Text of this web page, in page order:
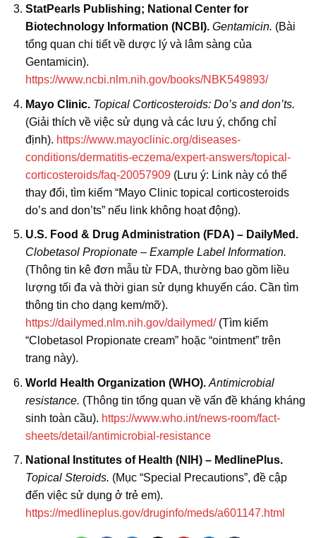
StatPearls Publishing; National Center for
Biotechnology Information (NCBI). Gentamicin. (Bài
tổng quan chi tiết về dược lý và lâm sàng của
Gentamicin).
https://www.ncbi.nlm.nih.gov/books/NBK549893/
Mayo Clinic. Topical Corticosteroids: Do’s and don’ts.
(Giải thích về việc sử dụng và các lưu ý, chống chỉ
định). https://www.mayoclinic.org/diseases-
conditions/dermatitis-eczema/expert-answers/topical-
corticosteroids/faq-20057909(Lưu ý: Link này có thể
thay đổi, tìm kiếm “Mayo Clinic topical corticosteroids
do’s and don’ts” nếu link không hoạt động).
U.S. Food & Drug Administration (FDA) – DailyMed.
Clobetasol Propionate – Example Label Information.
(Thông tin kê đơn mẫu từ FDA, thường bao gồm liều
lượng tối đa và thời gian sử dụng khuyến cáo. Cần tìm
thông tin cho dạng kem/mỡ).
https://dailymed.nlm.nih.gov/dailymed/(Tìm kiếm
“Clobetasol Propionate cream” hoặc “ointment” trên
trang này).
World Health Organization (WHO). Antimicrobial
resistance. (Thông tin tổng quan về vấn đề kháng kháng
sinh toàn cầu). https://www.who.int/news-room/fact-
sheets/detail/antimicrobial-resistance
National Institutes of Health (NIH) – MedlinePlus.
Topical Steroids. (Mục “Special Precautions”, đề cập
đến việc sử dụng ở trẻ em).
https://medlineplus.gov/druginfo/meds/a601147.html